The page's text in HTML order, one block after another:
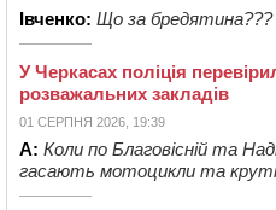
Івченко: Що за бредятина???
У Черкасах поліція
розважальних закладів
01 СЕРПНЯ 2026, 19:39
А: Коли по Благовісній та
гасають мотоцикли та